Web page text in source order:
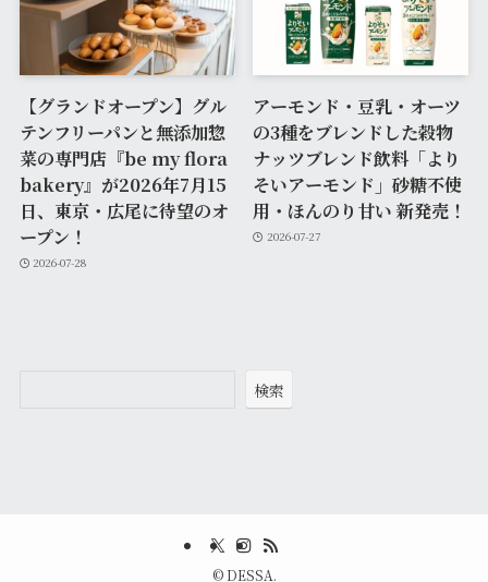
【グランドオープン】グル
テンフリーパンと無添加惣
菜の専門店『be my flora
bakery』が2026年7月15
日、東京・広尾に待望のオ
ープン！
2026-07-28
アーモンド・豆乳・オーツ
の3種をブレンドした穀物
ナッツブレンド飲料「より
そいアーモンド」砂糖不使
用・ほんのり甘い 新発売！
2026-07-27
検索
©DESSA.